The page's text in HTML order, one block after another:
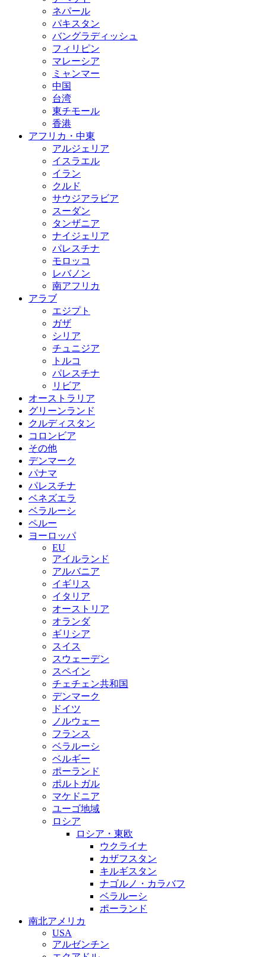
ネパール
パキスタン
バングラディッシュ
フィリピン
マレーシア
ミャンマー
中国
台湾
東チモール
香港
アフリカ・中東
アルジェリア
イスラエル
イラン
クルド
サウジアラビア
スーダン
タンザニア
ナイジェリア
パレスチナ
モロッコ
レバノン
南アフリカ
アラブ
エジプト
ガザ
シリア
チュニジア
トルコ
パレスチナ
リビア
オーストラリア
グリーンランド
クルディスタン
コロンビア
その他
デンマーク
パナマ
パレスチナ
ベネズエラ
ベラルーシ
ペルー
ヨーロッパ
EU
アイルランド
アルバニア
イギリス
イタリア
オーストリア
オランダ
ギリシア
スイス
スウェーデン
スペイン
チェチェン共和国
デンマーク
ドイツ
ノルウェー
フランス
ベラルーシ
ベルギー
ポーランド
ポルトガル
マケドニア
ユーゴ地域
ロシア
ロシア・東欧
ウクライナ
カザフスタン
キルギスタン
ナゴルノ・カラバフ
ベラルーシ
ポーランド
南北アメリカ
USA
アルゼンチン